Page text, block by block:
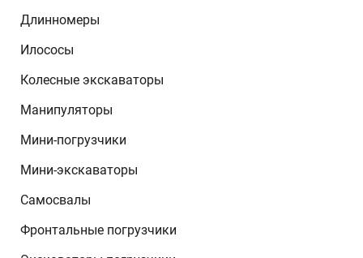
Длинномеры
Илососы
Колесные экскаваторы
Манипуляторы
Мини-погрузчики
Мини-экскаваторы
Самосвалы
Фронтальные погрузчики